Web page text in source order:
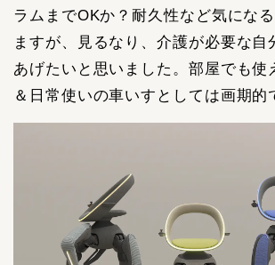
ラムまでOKか？耐久性など気にな
ますが、見るなり、介護が必要な自
あげたいと思いました。部屋でも使
＆日常使いの車いすとしては画期的